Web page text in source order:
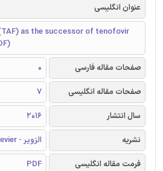
عنوان انگلیسی
as the successor of tenofovir
صفحات مقاله فارسی
0
صفحات مقاله انگلیسی
7
سال انتشار
2016
نشریه
الزویر - Elsevier
فرمت مقاله انگلیسی
PDF